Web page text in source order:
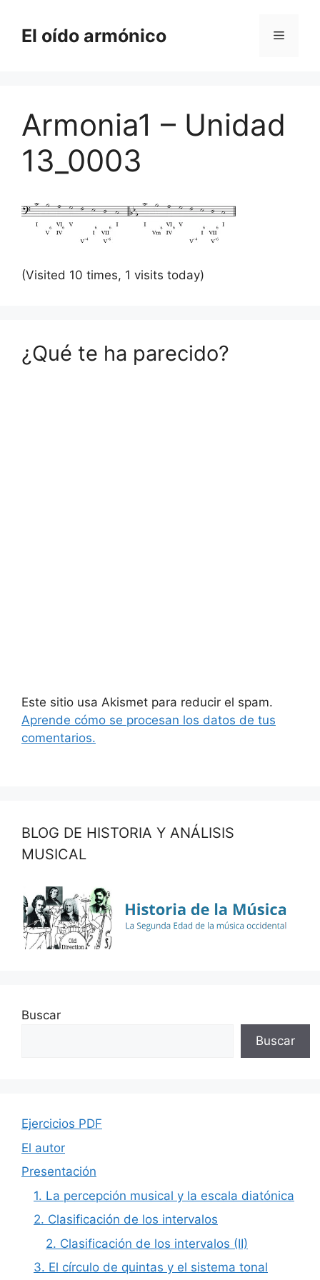
contenido
El oído armónico Menú
Armonia1 – Unidad
13_0003
(Visited 10 times, 1 visits today)
¿Qué te ha parecido?
Este sitio usa Akismet para reducir el spam.
Aprende cómo se procesan los datos de tus
comentarios.
BLOG DE HISTORIA Y ANÁLISIS
MUSICAL
Buscar
Buscar
Ejercicios PDF
El autor
Presentación
1. La percepción musical y la escala diatónica
2. Clasificación de los intervalos
2. Clasificación de los intervalos (II)
3. El círculo de quintas y el sistema tonal